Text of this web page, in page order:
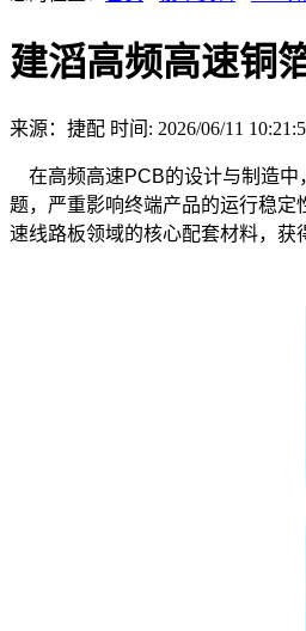
建滔高频高速铜
来源：捷配 时间: 2026/06/11
在高频高速PCB的设计与制造中
题，严重影响终端产品的运行稳
速线路板领域的核心配套材料，获